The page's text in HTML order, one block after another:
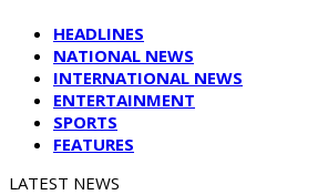
HEADLINES
NATIONAL NEWS
INTERNATIONAL NEWS
ENTERTAINMENT
SPORTS
FEATURES
LATEST NEWS